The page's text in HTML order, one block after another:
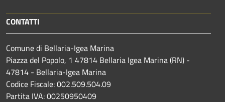
CONTATTI
Comune di Bellaria-Igea Marina
Piazza del Popolo, 1 47814 Bellaria Igea Marina (RN) -
47814 - Bellaria-Igea Marina
Codice Fiscale: 002.509.504.09
Partita IVA: 00250950409